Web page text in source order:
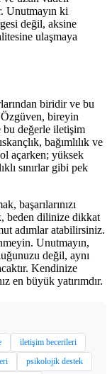
Unutmayın ki
değil, aksine
ulaşmaya
biridir ve bu
bireyin
bu değerle iletişim
bağımlılık ve
açarken; yüksek
sınırlar gibi pek
başarılarınızı
beden dilinize dikkat
adımlar atabilirsiniz.
Unutmayın,
değil, aynı
Kendinize
en büyük yatırımdır.
iletişim becerileri
psikolojik destek